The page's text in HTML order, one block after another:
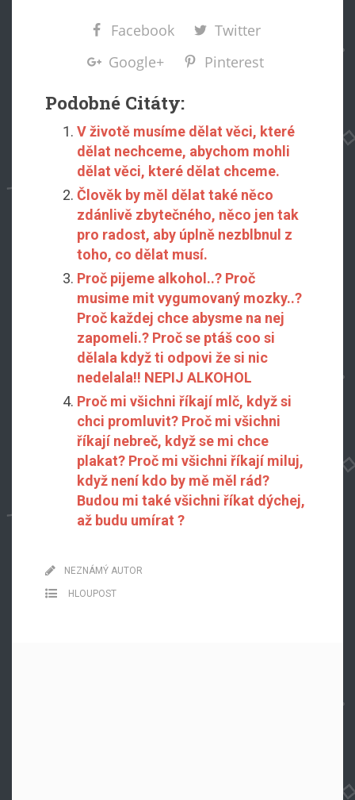
Facebook
Twitter
Google+
Pinterest
Podobné Citáty:
V životě musíme dělat věci, které
dělat nechceme, abychom mohli
dělat věci, které dělat chceme.
Člověk by měl dělat také něco
zdánlivě zbytečného, něco jen tak
pro radost, aby úplně nezblbnul z
toho, co dělat musí.
Proč pijeme alkohol..? Proč
musime mit vygumovaný mozky..?
Proč každej chce abysme na nej
zapomeli.? Proč se ptáš coo si
dělala když ti odpovi že si nic
nedelala!! NEPIJ ALKOHOL
Proč mi všichni říkají mlč, když si
chci promluvit? Proč mi všichni
říkají nebreč, když se mi chce
plakat? Proč mi všichni říkají miluj,
když není kdo by mě měl rád?
Budou mi také všichni říkat dýchej,
až budu umírat ?
NEZNÁMÝ AUTOR
HLOUPOST